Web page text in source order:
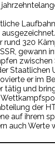
rund 320
gewann
zwischen
er im
tätig und
der
auf ihrem
auch Werte